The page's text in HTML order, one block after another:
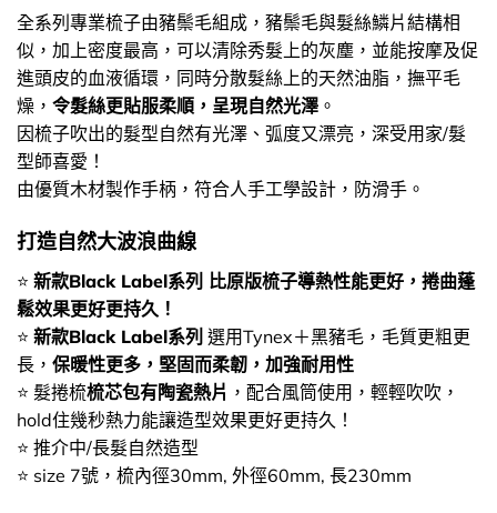
全系列專業梳子由豬鬃毛組成，豬鬃毛與髮絲鱗片結構相
似，加上密度最高，可以清除秀髮上的灰塵，並能按摩及促
進頭皮的血液循環，同時分散髮絲上的天然油脂，撫平毛
燥， 令髮絲更貼服柔順，呈現自然光澤 。
因梳子吹出的髮型自然有光澤、弧度又漂亮，深受用家/髮
型師喜愛！
由優質木材製作手柄，符合人手工學設計，防滑手。
打造自然大波浪曲線
⭐ 新款Black Label系列 比原版梳子導熱性能更好，捲曲蓬
鬆效果更好更持久！
⭐ 新款Black Label系列 選用Tynex＋黑豬毛，毛質更粗更
長， 保暖性更多，堅固而柔韌，加強耐用性
⭐ 髮捲梳梳芯包有陶瓷熱片 ，配合風筒使用，輕輕吹吹，
hold住幾秒熱力能讓造型效果更好更持久！
⭐ 推介中/長髮自然造型
⭐ size 7號，梳內徑30mm, 外徑60mm, 長230mm